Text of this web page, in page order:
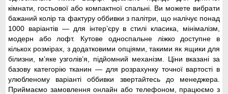
кімнати, гостьової або компактної спальні. Ви можете вибрати
бажаний колір та фактуру оббивки з палітри, що налічує понад
1000 варіантів — для інтер’єру в стилі класика, мінімалізм,
модерн або лофт. Кутове односпальне ліжко доступне в
кількох розмірах, з додатковими опціями, такими як ящики для
білизни, м’яке узголів’я, підйомний механізм. Ціни вказані за
базову категорію тканин — для розрахунку точної вартості в
улюбленому варіанті оббивки звертайтесь до менеджера.
Приймаємо замовлення онлайн або телефоном, працюємо з